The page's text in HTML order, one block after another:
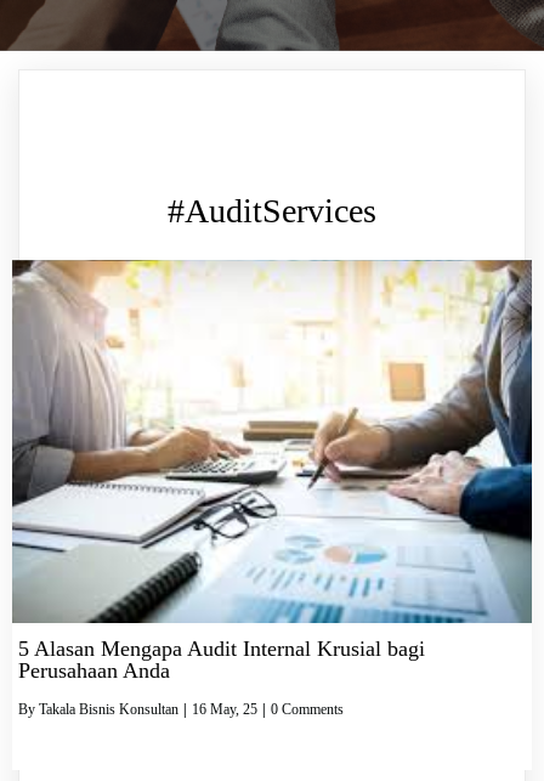
#AuditServices
5 Alasan Mengapa Audit Internal Krusial bagi
Perusahaan Anda
By Takala Bisnis Konsultan 16 May, 25 0 Comments